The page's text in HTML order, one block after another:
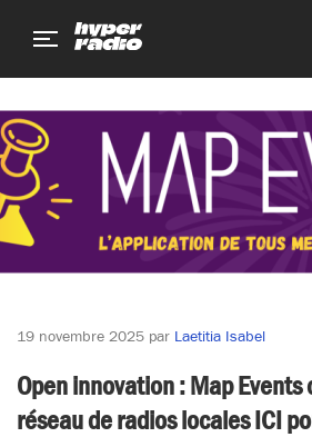
page
19 novembre 2025 par Laetitia Isabel
Open innovation : Map
réseau de radios locales ICI